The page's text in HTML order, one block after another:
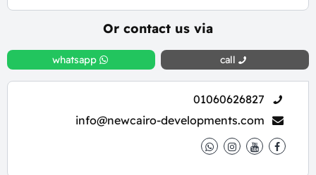
Or contact us via
call
whatsapp
01060626827
info@newcairo-developments.com